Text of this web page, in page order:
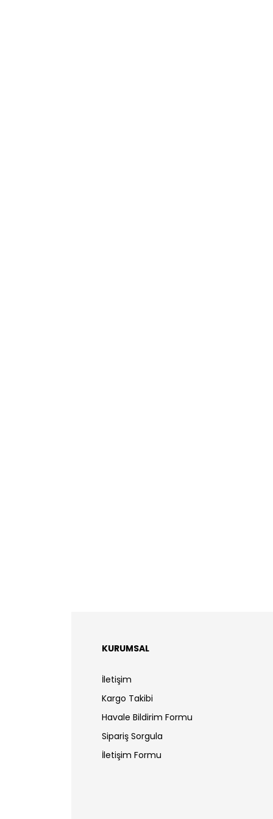
KURUMSAL
İletişim
Kargo Takibi
Havale Bildirim Formu
Sipariş Sorgula
İletişim Formu